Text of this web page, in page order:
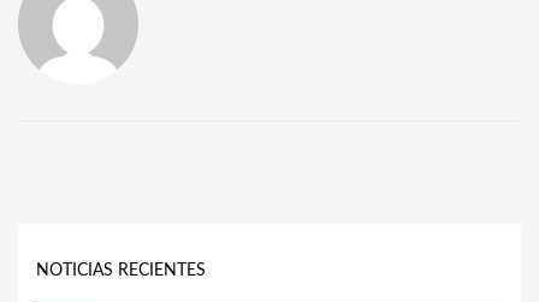
NOTICIAS RECIENTES